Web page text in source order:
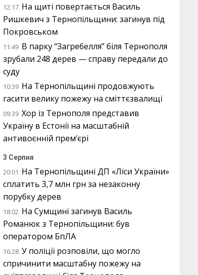
12:17 На щиті повертається Василь
Ришкевич з Тернопільщини: загинув під
Покровськом
11:49 В парку “Загребелля” біля Тернополя
зрубали 248 дерев — справу передали до
суду
10:39 На Тернопільщині продовжують
гасити велику пожежу на сміттєзвалищі
09:39 Хор із Тернополя представив
Україну в Естонії на масштабній
антивоєнній прем’єрі
3 Серпня
20:01 На Тернопільщині ДП «Ліси України»
сплатить 3,7 млн грн за незаконну
порубку дерев
18:02 На Сумщині загинув Василь
Романюк з Тернопільщини: був
оператором БпЛА
16:28 У поліції розповіли, що могло
спричинити масштабну пожежу на